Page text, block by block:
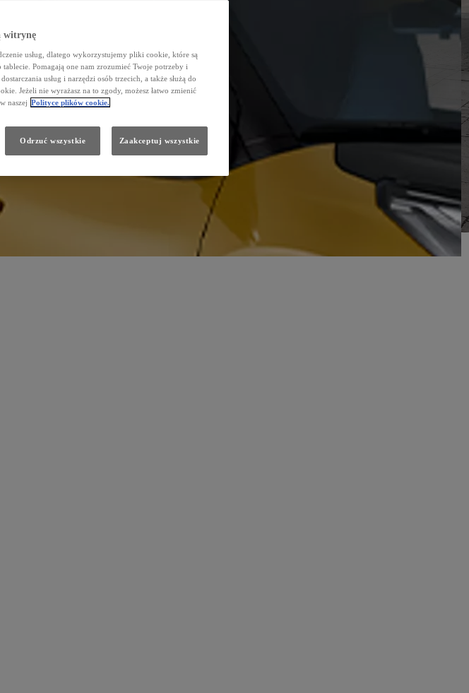
witrynę
usług, dlatego wykorzystujemy pliki cookie, które są
Pomagają one nam zrozumieć Twoje potrzeby i
usług i narzędzi osób trzecich, a także służą do
Jeżeli nie wyrażasz na to zgody, możesz łatwo zmienić
naszej Polityce plików cookie.
Odrzuć wszystkie Zaakceptuj wszystkie